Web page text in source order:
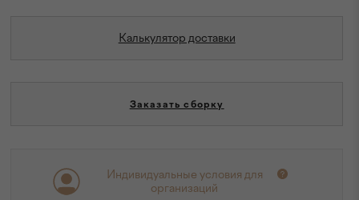
Калькулятор доставки
Заказать сборку
Индивидуальные условия для
организаций